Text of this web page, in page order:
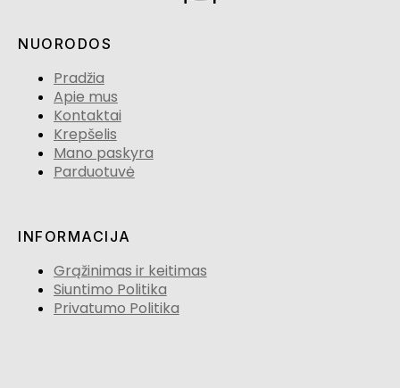
NUORODOS
Pradžia
Apie mus
Kontaktai
Krepšelis
Mano paskyra
Parduotuvė
INFORMACIJA
Grąžinimas ir keitimas
Siuntimo Politika
Privatumo Politika